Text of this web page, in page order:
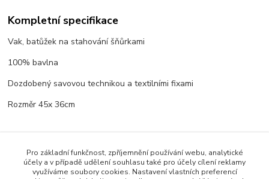
Kompletní specifikace
Vak, batůžek na stahování šňůrkami
100% bavlna
Dozdobený savovou technikou a textilními fixami
Rozměr 45x 36cm
Zboží zařazeno v kategoriích
Pro základní funkčnost, zpříjemnění používání webu, analytické
účely a v případě udělení souhlasu také pro účely cílení reklamy
využíváme soubory cookies. Nastavení vlastních preferencí